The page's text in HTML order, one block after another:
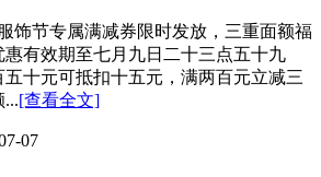
饰节专属满减券限时发放，三重面额福
有效期至七月九日二十三点五十九
十元可抵扣十五元，满两百元立减三
...[查看全文]
07